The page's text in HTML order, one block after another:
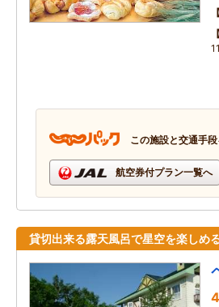
この施設と交通手
航空券付プラン一覧へ
貸切出来る露天風呂で星空を楽しめ